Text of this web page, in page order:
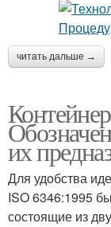
читать дальше →
их
Для удобства
ISO 6346:1995
состоящие из